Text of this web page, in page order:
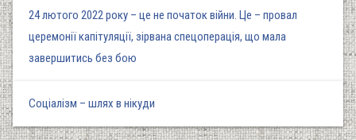
24 лютого 2022 року – це не початок війни. Це – провал
церемонії капітуляції, зірвана спецоперація, що мала
завершитись без бою
Соціалізм – шлях в нікуди